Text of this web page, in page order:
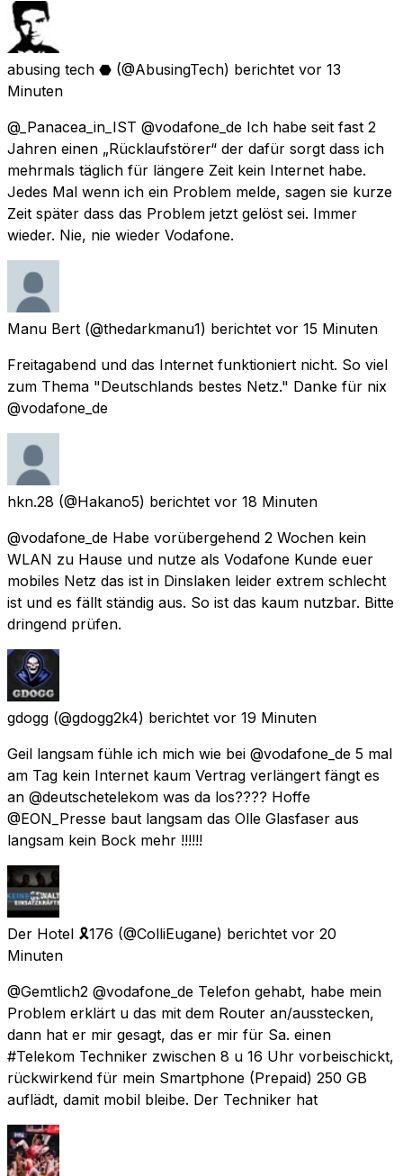
abusing tech ⬣ (@AbusingTech) berichtet vor 13
Minuten
@_Panacea_in_IST @vodafone_de Ich habe seit fast 2
Jahren einen „Rücklaufstörer“ der dafür sorgt dass ich
mehrmals täglich für längere Zeit kein Internet habe.
Jedes Mal wenn ich ein Problem melde, sagen sie kurze
Zeit später dass das Problem jetzt gelöst sei. Immer
wieder. Nie, nie wieder Vodafone.
Manu Bert (@thedarkmanu1) berichtet vor 15 Minuten
Freitagabend und das Internet funktioniert nicht. So viel
zum Thema "Deutschlands bestes Netz." Danke für nix
@vodafone_de
hkn.28 (@Hakano5) berichtet vor 18 Minuten
@vodafone_de Habe vorübergehend 2 Wochen kein
WLAN zu Hause und nutze als Vodafone Kunde euer
mobiles Netz das ist in Dinslaken leider extrem schlecht
ist und es fällt ständig aus. So ist das kaum nutzbar. Bitte
dringend prüfen.
gdogg (@gdogg2k4) berichtet vor 19 Minuten
Geil langsam fühle ich mich wie bei @vodafone_de 5 mal
am Tag kein Internet kaum Vertrag verlängert fängt es
an @deutschetelekom was da los???? Hoffe
@EON_Presse baut langsam das Olle Glasfaser aus
langsam kein Bock mehr !!!!!!
Der Hotel 🎗️176 (@ColliEugane) berichtet vor 20
Minuten
@Gemtlich2 @vodafone_de Telefon gehabt, habe mein
Problem erklärt u das mit dem Router an/ausstecken,
dann hat er mir gesagt, das er mir für Sa. einen
#Telekom Techniker zwischen 8 u 16 Uhr vorbeischickt,
rückwirkend für mein Smartphone (Prepaid) 250 GB
auflädt, damit mobil bleibe. Der Techniker hat